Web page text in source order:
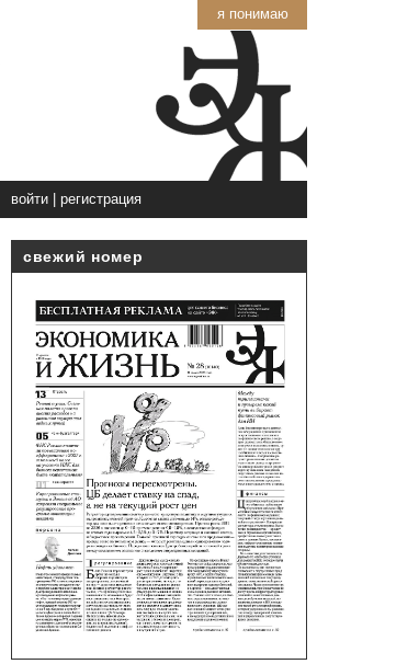
я понимаю
войти| регистрация
свежий номер